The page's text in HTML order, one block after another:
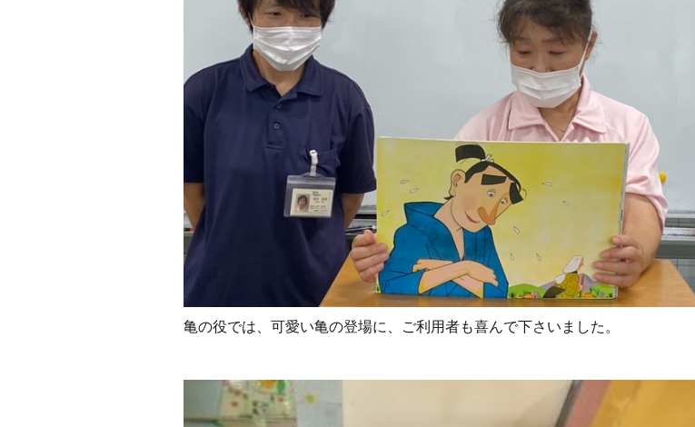
亀の役では、可愛い亀の登場に、ご利用者も喜んで下さいました。